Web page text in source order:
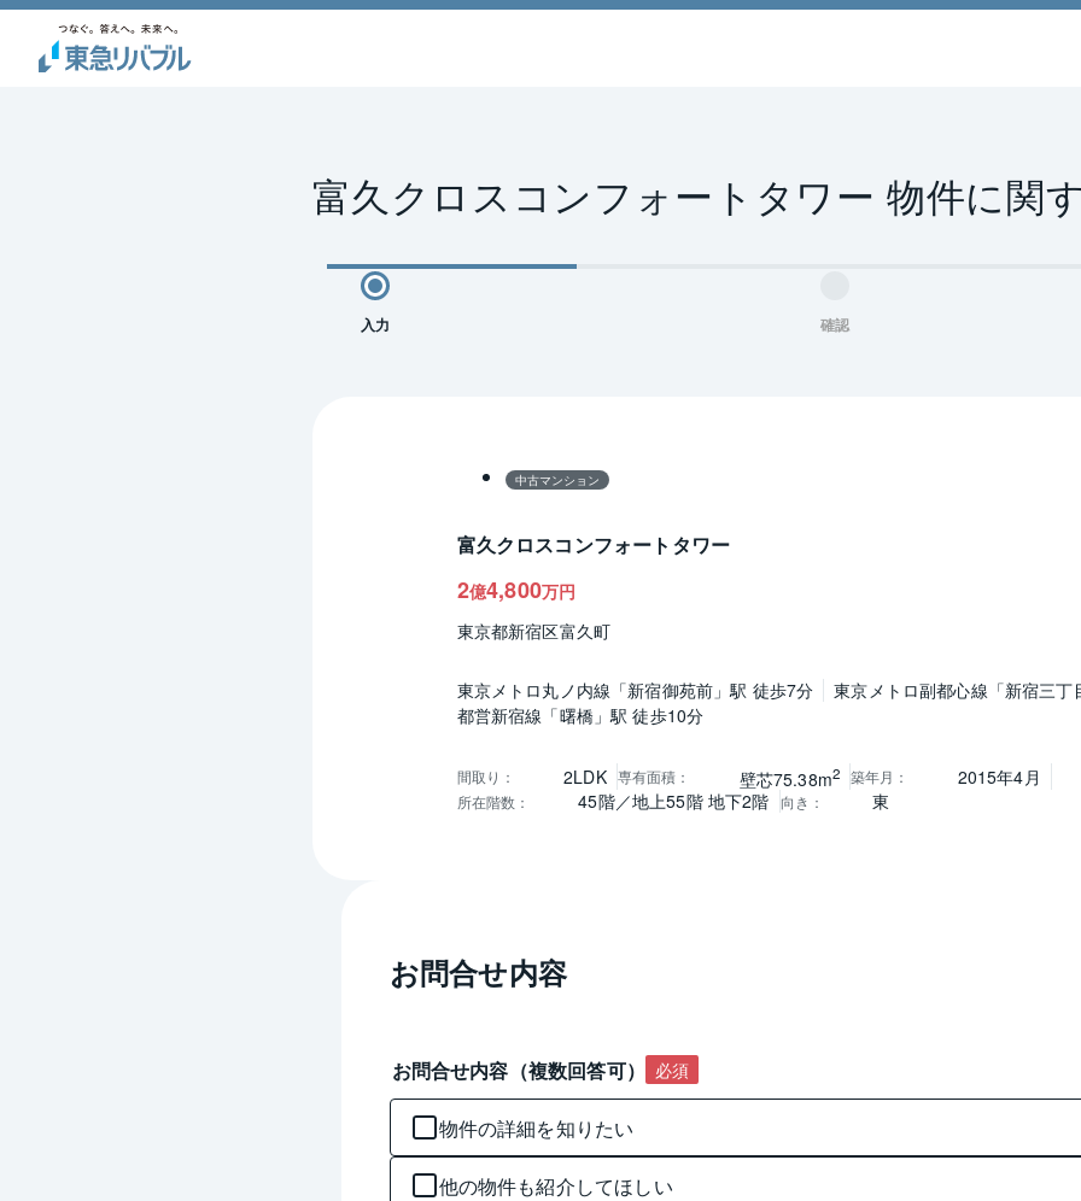
富久クロスコンフォートタワー 物件に関
入力 確認
中古マンション
富久クロスコンフォートタワー
2億4,800万円
東京都新宿区富久町
東京メトロ丸ノ内線「新宿御苑前」駅 徒歩7分
東京メトロ副都心線「新宿三丁
都営新宿線「曙橋」駅 徒歩10分
間取り ： 2LDK 専有面積 ： 壁芯75.38m2 築年月 ： 2015年4月
所在階数 ： 45階／地上55階 地下2階 向き ： 東
お問合せ内容
お問合せ内容（複数回答可） 必須
物件の詳細を知りたい
他の物件も紹介してほしい